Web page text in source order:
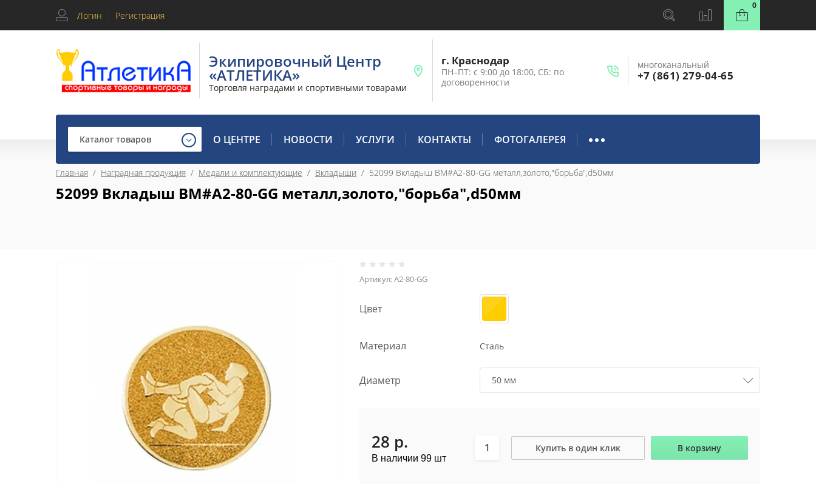
Логин Регистрация
0
Экипировочный Центр
«АТЛЕТИКА»
Торговля наградами и спортивными товарами
г. Краснодар
ПН–ПТ: с 9:00 до 18:00, СБ: по
договоренности
многоканальный
+7 (861) 279-04-65
Каталог товаров О ЦЕНТРЕ НОВОСТИ УСЛУГИ КОНТАКТЫ ФОТОГАЛЕРЕЯ
Главная
  /
Наградная продукция
  /
Медали и комплектующие
  /
Вкладыши
  /  52099 Вкладыш BM#A2-80-GG металл,золото,"борьба",d50мм
52099 Вкладыш BM#A2-80-GG металл,золото,"борьба",d50мм
Артикул:A2-80-GG
Цвет
Материал Сталь
Диаметр 50 мм
28 р.
В наличии 99 шт
Купить в один клик В корзину